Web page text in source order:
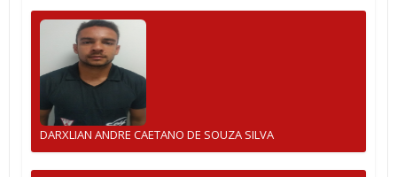
DARXLIAN ANDRE CAETANO DE SOUZA SILVA